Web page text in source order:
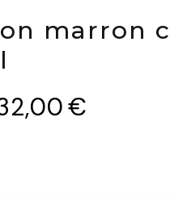
marron
€